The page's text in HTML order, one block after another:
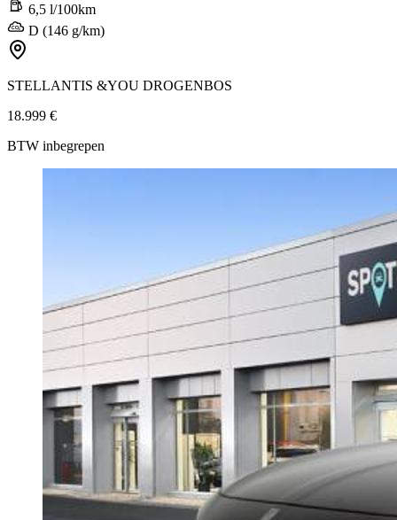
6,5 l/100km
D (146 g/km)
STELLANTIS &YOU DROGENBOS
18.999 €
BTW inbegrepen